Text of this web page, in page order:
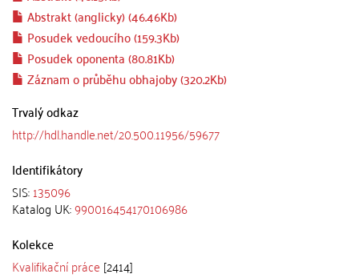
Abstrakt (anglicky) (46.46Kb)
Posudek vedoucího (159.3Kb)
Posudek oponenta (80.81Kb)
Záznam o průběhu obhajoby (320.2Kb)
Trvalý odkaz
http://hdl.handle.net/20.500.11956/59677
Identifikátory
SIS:135096
Katalog UK:990016454170106986
Kolekce
Kvalifikační práce [2414]